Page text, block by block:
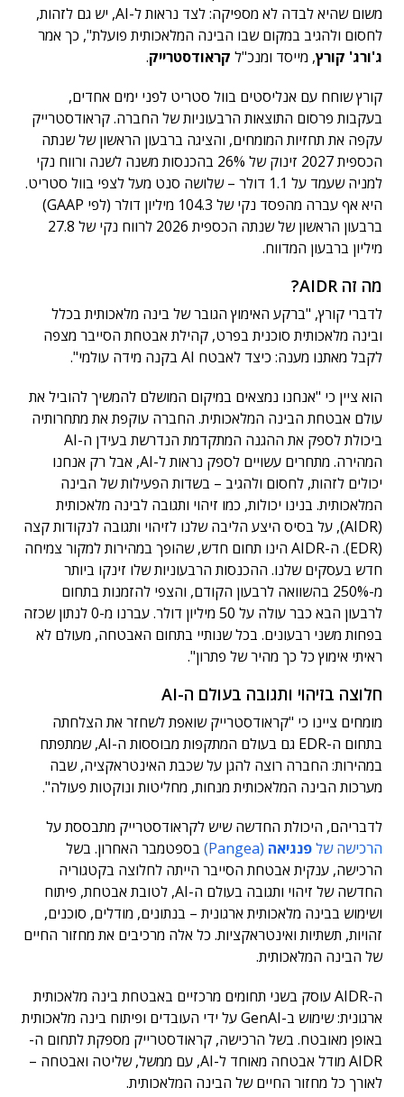
משום שהיא לבדה לא מספיקה: לצד נראות ל-AI, יש גם לזהות,
לחסום ולהגיב במקום שבו הבינה המלאכותית פועלת", כך אמר
ג'ורג' קורץ, מייסד ומנכ"ל קראודסטרייק.
קורץ שוחח עם אנליסטים בוול סטריט לפני ימים אחדים,
בעקבות פרסום התוצאות הרבעוניות של החברה. קראודסטרייק
עקפה את תחזיות המומחים, והציגה ברבעון הראשון של שנתה
הכספית 2027 זינוק של 26% בהכנסות משנה לשנה ורווח נקי
למניה שעמד על 1.1 דולר – שלושה סנט מעל לצפי בוול סטריט.
היא אף עברה מהפסד נקי של 104.3 מיליון דולר (לפי GAAP)
ברבעון הראשון של שנתה הכספית 2026 לרווח נקי של 27.8
מיליון ברבעון המדווח.
מה זה AIDR?
לדברי קורץ, "ברקע האימוץ הגובר של בינה מלאכותית בכלל
ובינה מלאכותית סוכנית בפרט, קהילת אבטחת הסייבר מצפה
לקבל מאתנו מענה: כיצד לאבטח AI בקנה מידה עולמי".
הוא ציין כי "אנחנו נמצאים במיקום המושלם להמשיך להוביל את
עולם אבטחת הבינה המלאכותית. החברה עוקפת את מתחרותיה
ביכולת לספק את ההגנה המתקדמת הנדרשת בעידן ה-AI
המהירה. מתחרים עשויים לספק נראות ל-AI, אבל רק אנחנו
יכולים לזהות, לחסום ולהגיב – בשדות הפעילות של הבינה
המלאכותית. בנינו יכולות, כמו זיהוי ותגובה לבינה מלאכותית
(AIDR), על בסיס היצע הליבה שלנו לזיהוי ותגובה לנקודות קצה
(EDR). ה-AIDR הינו תחום חדש, שהופך במהירות למקור צמיחה
חדש בעסקים שלנו. ההכנסות הרבעוניות שלו זינקו ביותר
מ-250% בהשוואה לרבעון הקודם, והצפי להזמנות בתחום
לרבעון הבא כבר עולה על 50 מיליון דולר. עברנו מ-0 לנתון שכזה
בפחות משני רבעונים. בכל שנותיי בתחום האבטחה, מעולם לא
ראיתי אימוץ כל כך מהיר של פתרון".
חלוצה בזיהוי ותגובה בעולם ה-AI
מומחים ציינו כי "קראודסטרייק שואפת לשחזר את הצלחתה
בתחום ה-EDR גם בעולם המתקפות מבוססות ה-AI, שמתפתח
במהירות: החברה רוצה להגן על שכבת האינטראקציה, שבה
מערכות הבינה המלאכותית מנחות, מחליטות ונוקטות פעולה".
לדבריהם, היכולת החדשה שיש לקראודסטרייק מתבססת על
הרכישה שלפנגיאה (Pangea)
בספטמבר האחרון. בשל
הרכישה, ענקית אבטחת הסייבר הייתה לחלוצה בקטגוריה
החדשה של זיהוי ותגובה בעולם ה-AI, לטובת אבטחת, פיתוח
ושימוש בבינה מלאכותית ארגונית – בנתונים, מודלים, סוכנים,
זהויות, תשתיות ואינטראקציות. כל אלה מרכיבים את מחזור החיים
של הבינה המלאכותית.
ה-AIDR עוסק בשני תחומים מרכזיים באבטחת בינה מלאכותית
ארגונית: שימוש ב-GenAI על ידי העובדים ופיתוח בינה מלאכותית
באופן מאובטח. בשל הרכישה, קראודסטרייק מספקת לתחום ה-
AIDR מודל אבטחה מאוחד ל-AI, עם ממשל, שליטה ואבטחה –
לאורך כל מחזור החיים של הבינה המלאכותית.